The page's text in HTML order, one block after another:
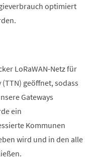
optimiert
LoRaWAN-Netz für
geöffnet, sodass
Gateways
ein
Kommunen
wird und in den alle